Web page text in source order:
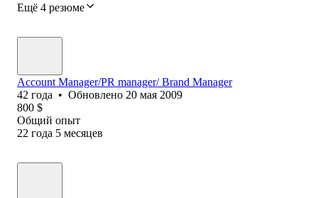
Ещё 4 резюме
Account Manager/PR manager/ Brand Manager
42 года • Обновлено 20 мая 2009
800 $
Общий опыт
22 года 5 месяцев